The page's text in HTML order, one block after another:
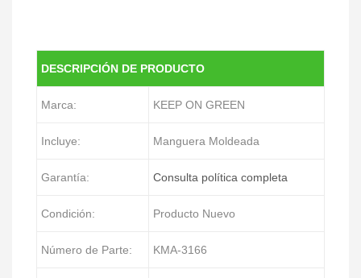
DESCRIPCIÓN DE PRODUCTO
Marca: KEEP ON GREEN
Incluye: Manguera Moldeada
Garantía: Consulta política completa
Condición: Producto Nuevo
Número de Parte: KMA-3166